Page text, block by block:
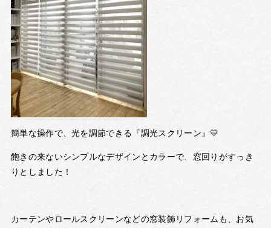
簡単な操作で、光を調節できる『調光スクリーン』💛
飽きの来ないシンプルなデザインとカラーで、窓回りがすっき
りとしました！
カーテンやロールスクリーンなどの窓装飾リフォームも、お気